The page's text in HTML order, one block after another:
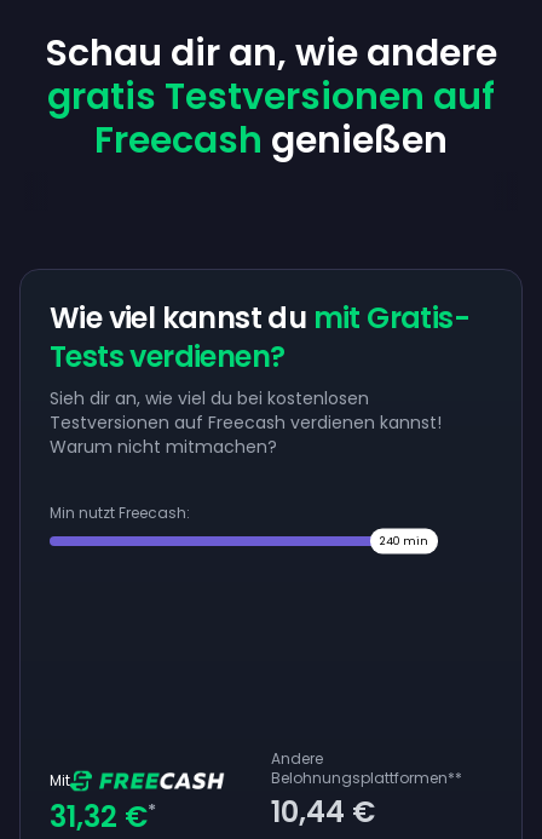
Schau dir an, wie andere
gratis Testversionen auf
Freecash genießen
Wie viel kannst du mit Gratis-
Tests verdienen?
Sieh dir an, wie viel du bei kostenlosen
Testversionen auf Freecash verdienen kannst!
Warum nicht mitmachen?
Min nutzt Freecash:
240 min
Mit
31,32 €*
Andere
Belohnungsplattformen**
10,44 €